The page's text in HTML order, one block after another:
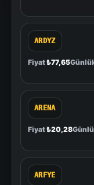
ARDYZ
Fiyat₺77,65
ARENA
Fiyat₺20,28
ARFYE